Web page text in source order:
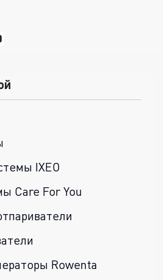
IXEO
Care For You
Rowenta